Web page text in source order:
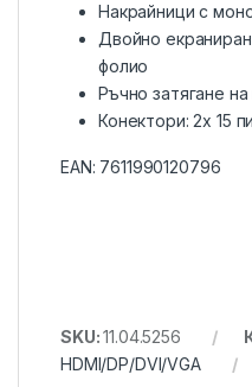
Накрайници с
Двойно
фолио
Ръчно затягане
Конектори: 2x 15
EAN: 7611990120796
SKU:11.04.5256
HDMI/DP/DVI/VGA